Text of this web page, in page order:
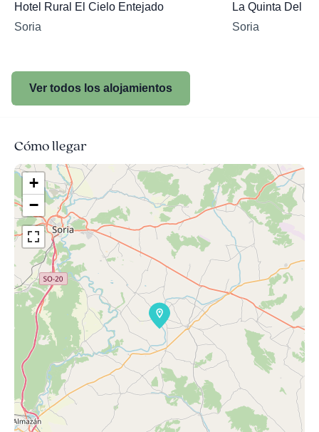
Hotel Rural El Cielo Entejado
Soria
La Quinta Del
Soria
Ver todos los alojamientos
Cómo llegar
+
−